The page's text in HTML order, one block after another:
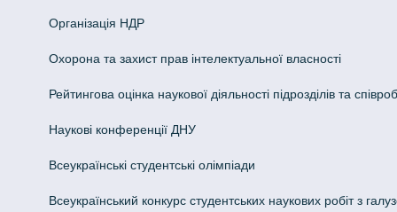
Організація НДР
Охорона та захист прав інтелектуальної власності
Рейтингова оцінка наукової діяльності підрозділів та
Наукові конференції ДНУ
Всеукраїнські студентські олімпіади
Всеукраїнський конкурс студентських наукових робіт з